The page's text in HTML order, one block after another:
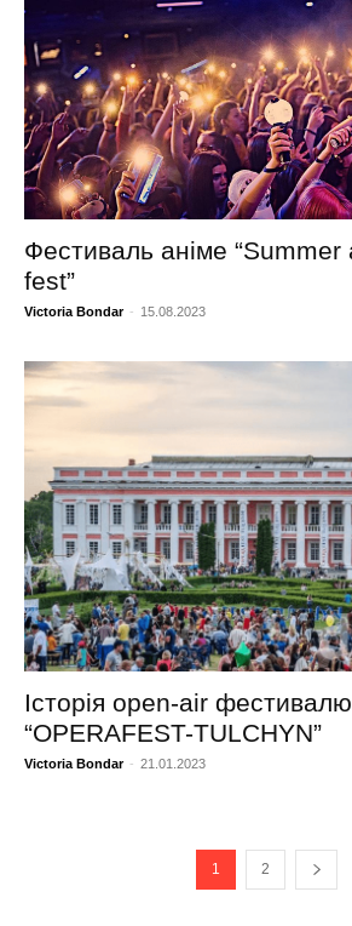
Фестиваль аніме
fest”
Victoria Bondar - 15.08.2023
Історія open-air фестивалю
“OPERAFEST-TULCHYN”
Victoria Bondar - 21.01.2023
1 2